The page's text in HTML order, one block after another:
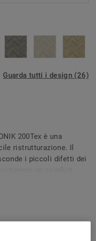
Guarda tutti i design (26)
200Tex è una
ristrutturazione. Il
i piccoli difetti dei
un ambiente
da pulire e bello.